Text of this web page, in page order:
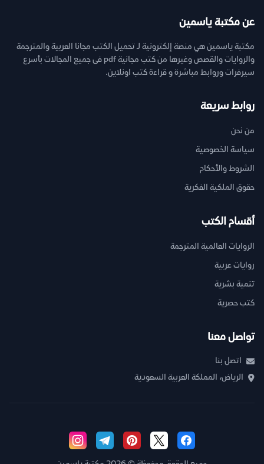
عن مكتبة ياسمين
مكتبة ياسمين هي منصة إلكترونية لـ تحميل الكتب مجانا العربية والمترجمة
والروايات والقصص وغيرها من كتب مجانية pdf فى جميع المجالات بأسرع
سيرفرات وروابط مباشرة و قراءة كتب اونلاين.
روابط سريعة
من نحن
سياسة الخصوصية
الشروط والأحكام
حقوق الملكية الفكرية
أقسام الكتب
الروايات العالمية المترجمة
روايات عربية
تنمية بشرية
كتب حصرية
تواصل معنا
اتصل بنا
الرياض، المملكة العربية السعودية